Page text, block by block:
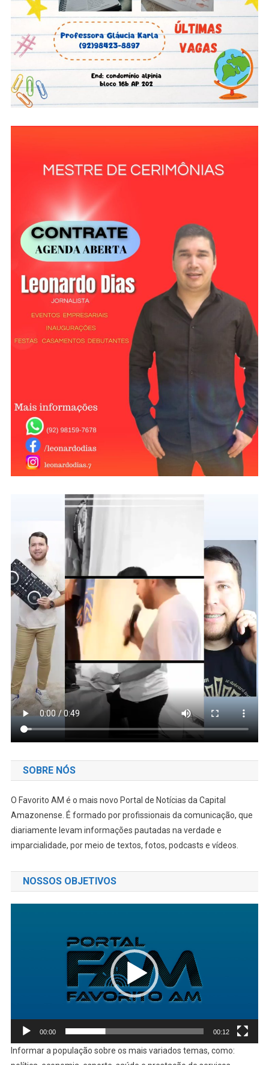
SOBRE NÓS
O Favorito AM é o mais novo Portal de Notícias da Capital
Amazonense. É formado por profissionais da comunicação, que
diariamente levam informações pautadas na verdade e
imparcialidade, por meio de textos, fotos, podcasts e vídeos.
NOSSOS OBJETIVOS
00:00 00:12
Informar a população sobre os mais variados temas, como: